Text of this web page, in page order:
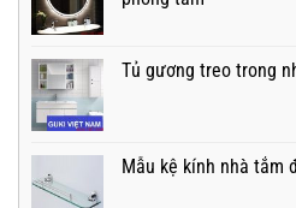
Tủ gương treo trong
Mẫu kệ kính nhà tắm